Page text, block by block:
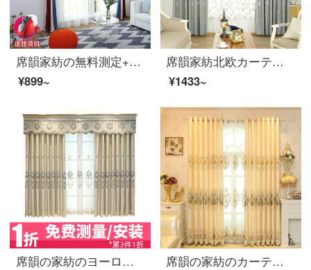
席韻家紡の無料測定+カーテンを取り付けてカーテンをカスタマイズします。部屋全体のカーテンを設計します。断熱式の日よけを防ぐために、部屋のリビングルームにカーテンを厚くします。
¥899~
席韻家紡北欧カーテンカーテン遮光寝室のバルコニーのカーテンカーテンは、葦の花が咲くようにカスタマイズできます。銀布オーダーメイド幅1 m*高さ2.7 mの単価(四本爪フック)を高くします。
¥1433~
席韻の家紡のヨーロッパ式の客間の寝室の遮光の刺繍のカーテンの寝室の客間の室内は注文して作らせます。同じ窓のカーテンを注文して作らせます。高さ1メートル*高さ2.7メートルの単価(韓国のしわのフック)は高くなります。
席韻の家紡のカーテンは既製品を注文してヨーロッパの現代の客間の寝室の刺繍のカーテンを注文して黄色の布のオーダーメイドの幅の1メートル*高さの2.7メートルの単価(韓しわの針)を決めて高くなることができます。